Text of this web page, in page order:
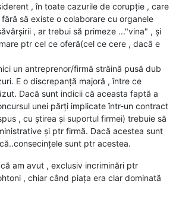
, în toate cazurile de corupție , care
să existe o colaborare cu organele
, ar trebui să primeze ..."vina" , și
ptr cel ce oferă(cel ce cere , dacă e
un antreprenor/firmă străină pusă dub
E o discrepanță majoră , între ce
Dacă sunt indicii că aceasta faptă a
unei părți implicate într-un contract
, cu știrea și suportul firmei) trebuie să
și ptr firmă. Dacă acestea sunt
sunt ptr acestea.
am avut , exclusiv incriminări ptr
, chiar când piața era clar dominată